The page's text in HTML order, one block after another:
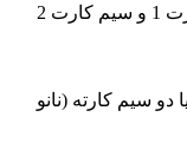
2G: GSM 850 / 900 / 1800 / 1900 – سیم کارت 1 و سیم کارت 2
سیم کارته (نانو